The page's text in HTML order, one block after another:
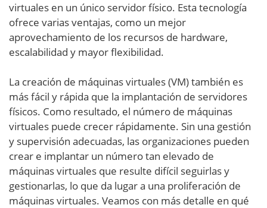
virtuales en un único servidor físico. Esta tecnología
ofrece varias ventajas, como un mejor
aprovechamiento de los recursos de hardware,
escalabilidad y mayor flexibilidad.
La creación de máquinas virtuales (VM) también es
más fácil y rápida que la implantación de servidores
físicos. Como resultado, el número de máquinas
virtuales puede crecer rápidamente. Sin una gestión
y supervisión adecuadas, las organizaciones pueden
crear e implantar un número tan elevado de
máquinas virtuales que resulte difícil seguirlas y
gestionarlas, lo que da lugar a una proliferación de
máquinas virtuales. Veamos con más detalle en qué